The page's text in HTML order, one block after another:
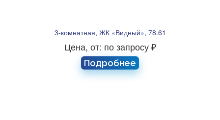
3-комнатная, ЖК «Видный», 78.61
Цена, от: по запросу ₽
Подробнее